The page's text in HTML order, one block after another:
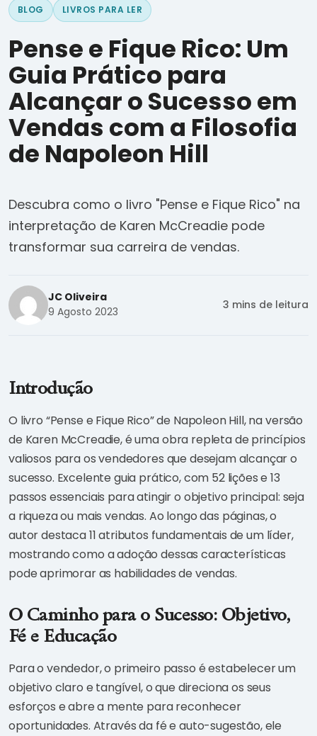
BLOG LIVROS PARA LER
Pense e Fique Rico: Um
Guia Prático para
Alcançar o Sucesso em
Vendas com a Filosofia
de Napoleon Hill
Descubra como o livro "Pense e Fique Rico" na
interpretação de Karen McCreadie pode
transformar sua carreira de vendas.
JC Oliveira
9 Agosto 2023
3 mins de leitura
Introdução
O livro “Pense e Fique Rico” de Napoleon Hill, na versão
de Karen McCreadie, é uma obra repleta de princípios
valiosos para os vendedores que desejam alcançar o
sucesso. Excelente guia prático, com 52 lições e 13
passos essenciais para atingir o objetivo principal: seja
a riqueza ou mais vendas. Ao longo das páginas, o
autor destaca 11 atributos fundamentais de um líder,
mostrando como a adoção dessas características
pode aprimorar as habilidades de vendas.
O Caminho para o Sucesso: Objetivo,
Fé e Educação
Para o vendedor, o primeiro passo é estabelecer um
objetivo claro e tangível, o que direciona os seus
esforços e abre a mente para reconhecer
oportunidades. Através da fé e auto-sugestão, ele